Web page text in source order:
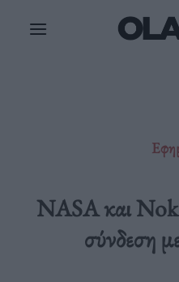
NASA και
σύνδεση